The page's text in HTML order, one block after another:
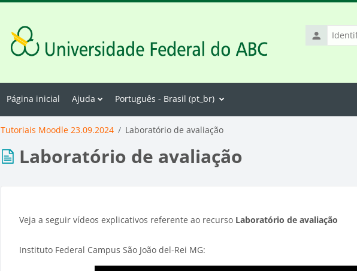
Identificação
Página inicial Ajuda Português - Brasil ‎(pt_br)‎
Tutoriais Moodle 23.09.2024 Laboratório de avaliação
Laboratório de avaliação
Veja a seguir vídeos explicativos referente ao recurso Laboratório de avaliação
Instituto Federal Campus São João del-Rei MG: